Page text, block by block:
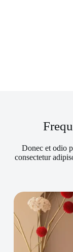
Donec et odio
consectetur